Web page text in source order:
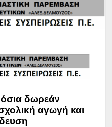
δωρεάν
αγωγή και